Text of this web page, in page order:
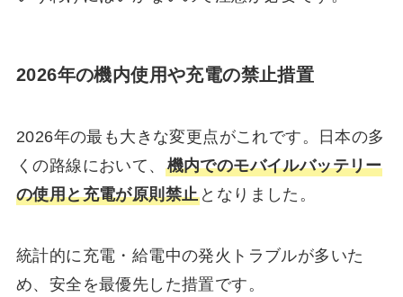
2026年の機内使用や充電の禁止措置
2026年の最も大きな変更点がこれです。日本の多
くの路線において、 機内でのモバイルバッテリー
の使用と充電が原則禁止 となりました。
統計的に充電・給電中の発火トラブルが多いた
め、安全を最優先した措置です。